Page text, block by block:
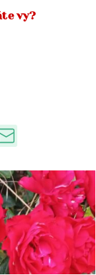
vy?